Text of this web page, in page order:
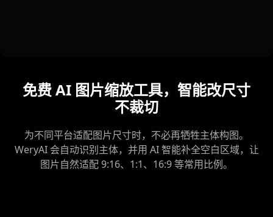
免费 AI 图片缩放工具，智能改尺寸
不裁切
为不同平台适配图片尺寸时，不必再牺牲主体构图。
WeryAI 会自动识别主体，并用 AI 智能补全空白区域，让
图片自然适配 9:16、1:1、16:9 等常用比例。